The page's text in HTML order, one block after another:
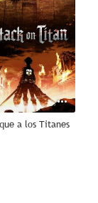
a los Titanes